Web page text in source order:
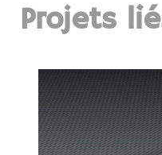
Projets